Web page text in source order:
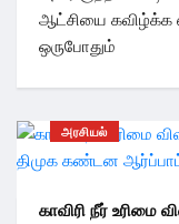
ஆட்சியை கவிழ்க்க
ஒருபோதும்
அரசியல்
காவிரி நீர்